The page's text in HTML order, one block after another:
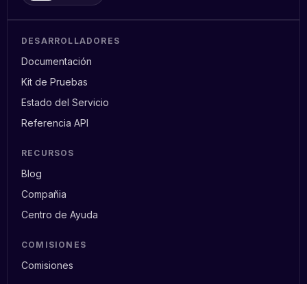
DESARROLLADORES
Documentación
Kit de Pruebas
Estado del Servicio
Referencia API
RECURSOS
Blog
Compañia
Centro de Ayuda
COMISIONES
Comisiones